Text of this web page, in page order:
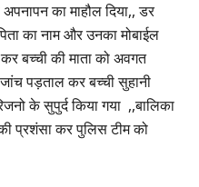
अपनापन का माहौल दिया,, डर
का नाम और उनका मोबाईल
बच्ची की माता को अवगत
पड़ताल कर बच्ची सुहानी
के सुपुर्द किया गया ,,बालिका
प्रशंसा कर पुलिस टीम को